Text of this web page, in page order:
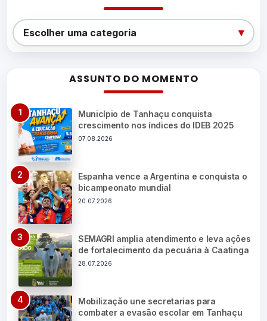
Categorias
Escolher uma categoria ▾
ASSUNTO DO MOMENTO
Município de Tanhaçu conquista
crescimento nos índices do IDEB 2025
07.08.2026
Espanha vence a Argentina e conquista o
bicampeonato mundial
20.07.2026
SEMAGRI amplia atendimento e leva ações
de fortalecimento da pecuária à Caatinga
28.07.2026
Mobilização une secretarias para
combater a evasão escolar em Tanhaçu